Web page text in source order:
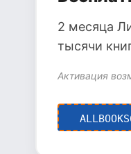
2 месяца
тысячи
Активация